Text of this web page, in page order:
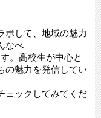
ボして、地域の魅力
なべ
。高校生が中心と
の魅力を発信してい
ェックしてみてくだ